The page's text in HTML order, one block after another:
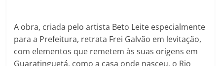
A obra, criada pelo artista Beto Leite especialmente
para a Prefeitura, retrata Frei Galvão em levitação,
com elementos que remetem às suas origens em
Guaratinguetá, como a casa onde nasceu, o Rio